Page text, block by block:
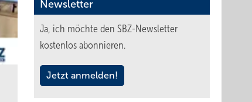
Newsletter
Ja, ich möchte den SBZ-Newsletter
kostenlos abonnieren.
Jetzt anmelden!